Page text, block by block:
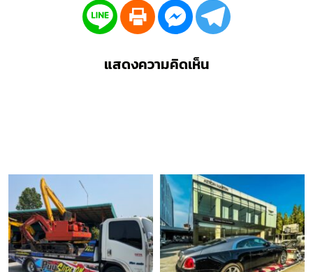
แสดงความคิดเห็น